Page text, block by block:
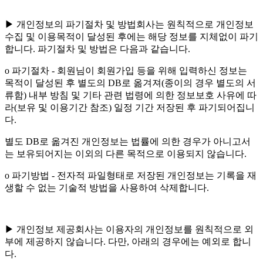
▶ 개인정보의 파기절차 및 방법회사는 원칙적으로 개인정보
수집 및 이용목적이 달성된 후에는 해당 정보를 지체없이 파기
합니다. 파기절차 및 방법은 다음과 같습니다.
ο 파기절차 - 회원님이 회원가입 등을 위해 입력하신 정보는
목적이 달성된 후 별도의 DB로 옮겨져(종이의 경우 별도의 서
류함) 내부 방침 및 기타 관련 법령에 의한 정보보호 사유에 따
라(보유 및 이용기간 참조) 일정 기간 저장된 후 파기되어집니
다.
별도 DB로 옮겨진 개인정보는 법률에 의한 경우가 아니고서
는 보유되어지는 이외의 다른 목적으로 이용되지 않습니다.
ο 파기방법 - 전자적 파일형태로 저장된 개인정보는 기록을 재
생할 수 없는 기술적 방법을 사용하여 삭제합니다.
▶ 개인정보 제공회사는 이용자의 개인정보를 원칙적으로 외
부에 제공하지 않습니다. 다만, 아래의 경우에는 예외로 합니
다.